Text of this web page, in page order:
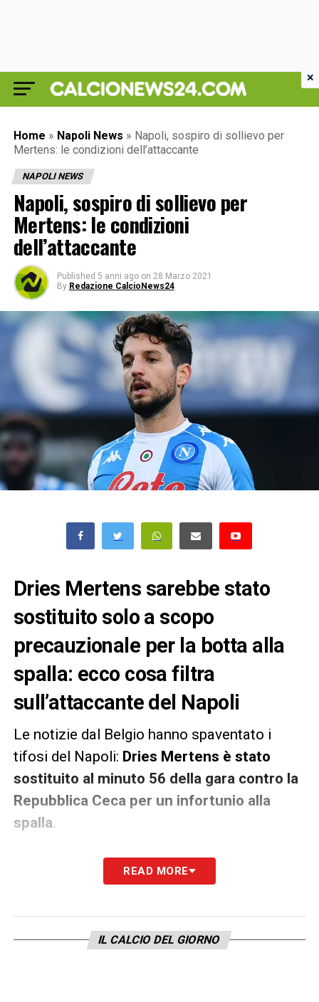
Home » Napoli News » Napoli, sospiro di sollievo per
Mertens: le condizioni dell’attaccante
NAPOLI NEWS
Napoli, sospiro di sollievo per
Mertens: le condizioni
dell’attaccante
Published 5 anni ago on 28 Marzo 2021
By Redazione CalcioNews24
Dries Mertens sarebbe stato
sostituito solo a scopo
precauzionale per la botta alla
spalla: ecco cosa filtra
sull’attaccante del Napoli
Le notizie dal Belgio hanno spaventato i
tifosi del Napoli: Dries Mertens è stato
sostituito al minuto 56 della gara contro la
Repubblica Ceca per un infortunio alla
spalla.
Infortunio che sembra meno grave del
previsto, secondo quanto riportato da
però le comunicazioni del Belgio in merito
READ MORE
IL CALCIO DEL GIORNO
×